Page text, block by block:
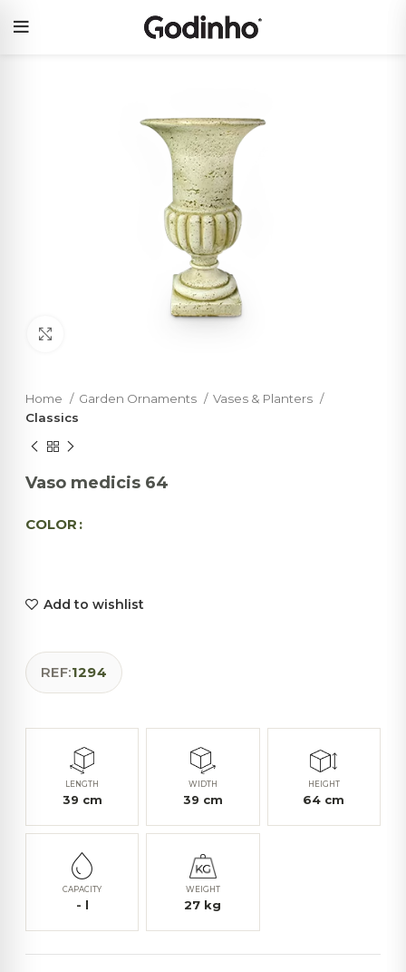
Home Garden Ornaments
Vases & Planters
Classics
Vaso medicis 64
COLOR
Add to wishlist
REF:1294
LENGTH
39 cm
WIDTH
39 cm
HEIGHT
64 cm
CAPACITY
- l
WEIGHT
27 kg